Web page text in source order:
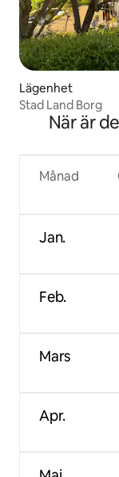
Lägenhet
Stad Land Borg
När är
Månad
Jan.
Feb.
Mars
Apr.